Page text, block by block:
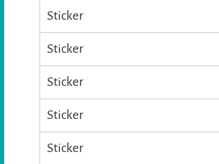
Sticker
Sticker
Sticker
Sticker
Sticker